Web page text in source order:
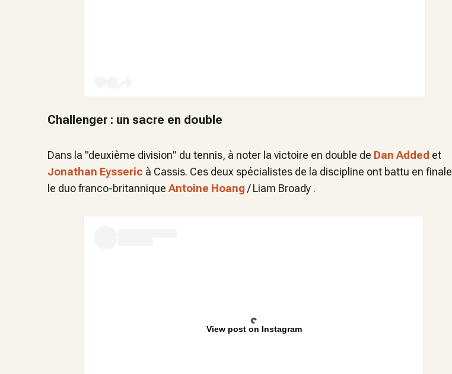
Challenger : un sacre en double
Dans la "deuxième division" du tennis, à noter la victoire en double de Dan Added et
Jonathan Eysseric à Cassis. Ces deux spécialistes de la discipline ont battu en finale
le duo franco-britannique Antoine Hoang / Liam Broady .
View post on Instagram